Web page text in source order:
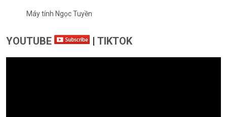
Máy tính Ngọc Tuyền
YOUTUBE | TIKTOK